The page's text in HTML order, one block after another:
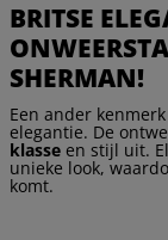
BRITSE
SHERMAN!
Een ander
elegantie. De
klasseen stijl uit.
unieke look,
komt.